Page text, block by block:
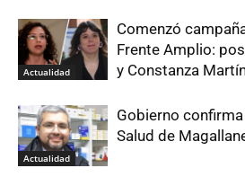
Actualidad
Comenzó
Frente Amplio:
y Constanza
Actualidad
Gobierno
Salud de